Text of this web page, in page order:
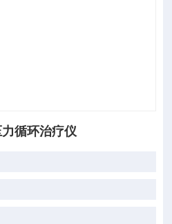
循环治疗仪